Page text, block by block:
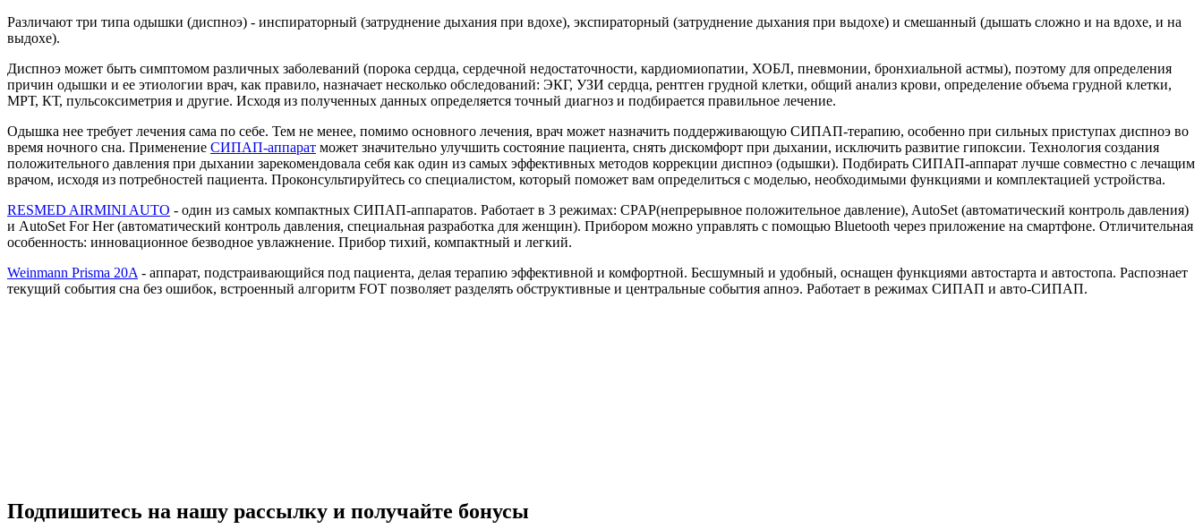
Различают три типа одышки (диспноэ) - инспираторный (затруднение дыхания при вдохе), экспираторный (затруднение дыхания при выдохе) и смешанный (дышать сложно и на вдохе, и на
выдохе).
Диспноэ может быть симптомом различных заболеваний (порока сердца, сердечной недостаточности, кардиомиопатии, ХОБЛ, пневмонии, бронхиальной астмы), поэтому для определения
причин одышки и ее этиологии врач, как правило, назначает несколько обследований: ЭКГ, УЗИ сердца, рентген грудной клетки, общий анализ крови, определение объема грудной клетки,
МРТ, КТ, пульсоксиметрия и другие. Исходя из полученных данных определяется точный диагноз и подбирается правильное лечение.
Одышка нее требует лечения сама по себе. Тем не менее, помимо основного лечения, врач может назначить поддерживающую СИПАП-терапию, особенно при сильных приступах диспноэ во
время ночного сна. Применение СИПАП-аппарат может значительно улучшить состояние пациента, снять дискомфорт при дыхании, исключить развитие гипоксии. Технология создания
положительного давления при дыхании зарекомендовала себя как один из самых эффективных методов коррекции диспноэ (одышки). Подбирать СИПАП-аппарат лучше совместно с лечащим
врачом, исходя из потребностей пациента. Проконсультируйтесь со специалистом, который поможет вам определиться с моделью, необходимыми функциями и комплектацией устройства.
RESMED AIRMINI AUTO - один из самых компактных СИПАП-аппаратов. Работает в 3 режимах: CPAP(непрерывное положительное давление), AutoSet (автоматический контроль давления)
и AutoSet For Her (автоматический контроль давления, специальная разработка для женщин). Прибором можно управлять с помощью Bluetooth через приложение на смартфоне. Отличительная
особенность: инновационное безводное увлажнение. Прибор тихий, компактный и легкий.
Weinmann Prisma 20A - аппарат, подстраивающийся под пациента, делая терапию эффективной и комфортной. Бесшумный и удобный, оснащен функциями автостарта и автостопа. Распознает
текущий события сна без ошибок, встроенный алгоритм FOT позволяет разделять обструктивные и центральные события апноэ. Работает в режимах СИПАП и авто-СИПАП.
Подпишитесь на нашу рассылку и получайте бонусы